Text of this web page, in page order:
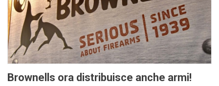
Brownells ora distribuisce anche armi!